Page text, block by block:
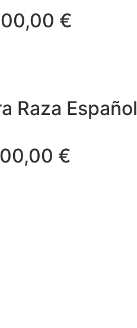
€
Raza Español
€